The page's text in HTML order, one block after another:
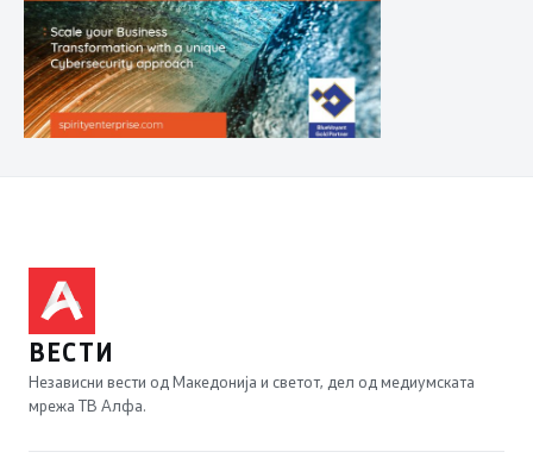
ВЕСТИ
Независни вести од Македонија и светот, дел од медиумската
мрежа ТВ Алфа.